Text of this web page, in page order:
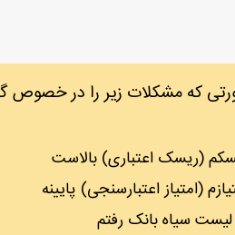
که مشکلات زیر را در خصوص
(ریسک اعتباری) بالاست
(امتیاز اعتبارسنجی) پایینه
سیاه بانک رفتم